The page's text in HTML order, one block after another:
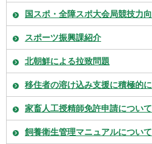
国スポ・全障スポ大会局競技力
スポーツ振興課紹介
北朝鮮による拉致問題
移住者の溶け込み支援に積極的
家畜人工授精師免許申請について
飼養衛生管理マニュアルについて